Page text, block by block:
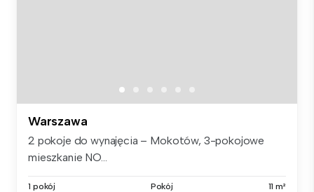
Warszawa
2 pokoje do wynajęcia – Mokotów, 3-pokojowe
mieszkanie NO...
1 pokój Pokój 11 m²